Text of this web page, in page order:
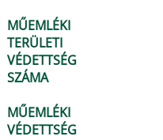
MŰEMLÉKI
TERÜLETI
VÉDETTSÉG
SZÁMA
MŰEMLÉKI
VÉDETTSÉG